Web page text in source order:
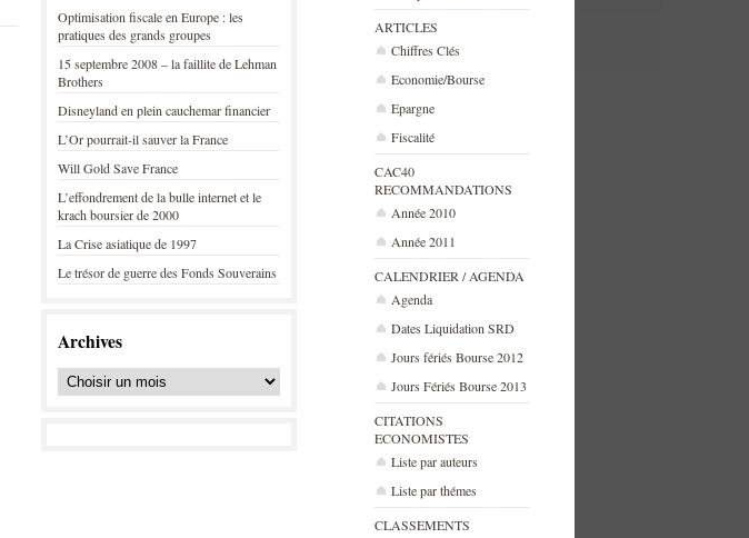
ARTICLES
Chiffres Clés
Economie/Bourse
Epargne
Fiscalité
CAC40
RECOMMANDATIONS
Année 2010
Année 2011
CALENDRIER / AGENDA
Agenda
Dates Liquidation SRD
Jours fériés Bourse 2012
Jours Fériés Bourse 2013
CITATIONS
ECONOMISTES
Liste par auteurs
Liste par thémes
CLASSEMENTS
Optimisation fiscale en Europe : les
pratiques des grands groupes
15 septembre 2008 – la faillite de Lehman
Brothers
Disneyland en plein cauchemar financier
L’Or pourrait-il sauver la France
Will Gold Save France
L’effondrement de la bulle internet et le
krach boursier de 2000
La Crise asiatique de 1997
Le trésor de guerre des Fonds Souverains
Archives